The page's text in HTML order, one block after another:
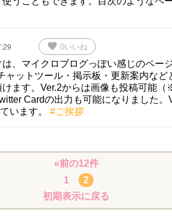
favorite 0いいね
、マイクロブログっぽい感じのペー
ャットツール・掲示板・更新案内な
ます。Ver.2からは画像も投稿可能
Cardの出力も可能になりました
います。 #ご挨拶
«前の12件
1
2
初期表示に戻る